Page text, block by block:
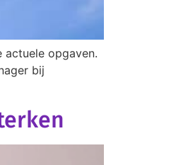
actuele opgaven.
bij